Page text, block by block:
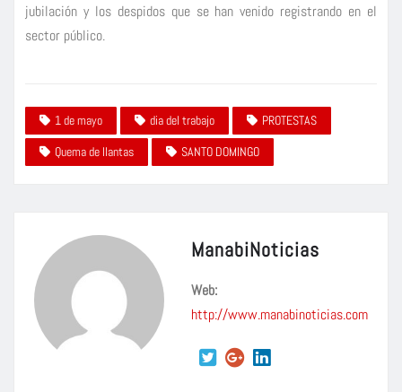
jubilación y los despidos que se han venido registrando en el
sector público.
1 de mayo dia del trabajo
PROTESTAS
Quema de llantas
SANTO DOMINGO
ManabiNoticias
Web:
http://www.manabinoticias.com